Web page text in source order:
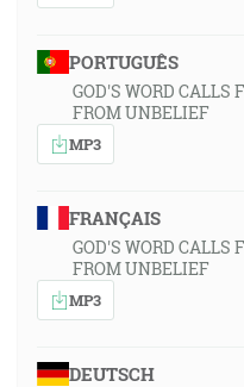
PORTUGUÊS
GOD'S WORD CALLS
FROM UNBELIEF
MP3
FRANÇAIS
GOD'S WORD CALLS
FROM UNBELIEF
MP3
DEUTSCH